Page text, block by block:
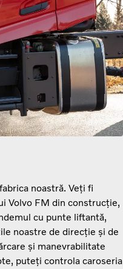
noastră. Veți fi
Volvo FM din construcție,
cu punte liftantă,
noastre de direcție și de
și manevrabilitate
puteți controla caroseria